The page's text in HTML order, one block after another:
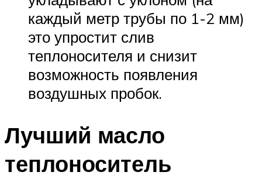
каждый метр трубы по 1-2 мм)
это упростит слив
теплоносителя и снизит
возможность появления
воздушных пробок.
Лучший масло
теплоноситель